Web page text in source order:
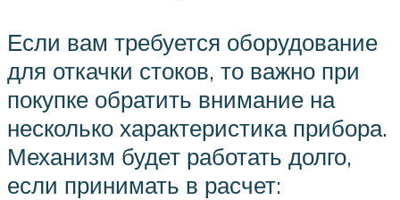
Если вам требуется оборудование
для откачки стоков, то важно при
покупке обратить внимание на
несколько характеристика прибора.
Механизм будет работать долго,
если принимать в расчет: